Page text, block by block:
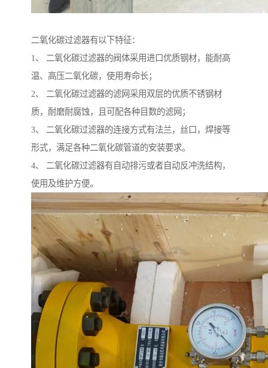
二氧化碳过滤器有以下特征：
1、 二氧化碳过滤器的阀体采用进口优质钢材，能耐高
温、高压二氧化碳，使用寿命长；
2、 二氧化碳过滤器的滤网采用双层的优质不锈钢材
质，耐磨耐腐蚀，且可配各种目数的滤网；
3、 二氧化碳过滤器的连接方式有法兰，丝口，焊接等
形式，满足各种二氧化碳管道的安装要求。
4、 二氧化碳过滤器有自动排污或者自动反冲洗结构，
使用及维护方便。